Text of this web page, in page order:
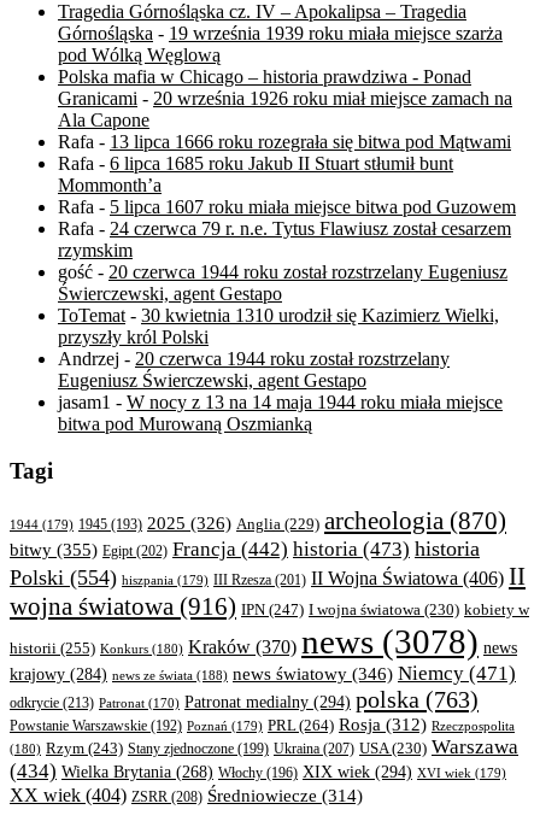
Tragedia Górnośląska cz. IV – Apokalipsa – Tragedia
Górnośląska - 19 września 1939 roku miała miejsce szarża
pod Wólką Węglową
Polska mafia w Chicago – historia prawdziwa - Ponad
Granicami - 20 września 1926 roku miał miejsce zamach na
Ala Capone
Rafa - 13 lipca 1666 roku rozegrała się bitwa pod Mątwami
Rafa - 6 lipca 1685 roku Jakub II Stuart stłumił bunt
Mommonth’a
Rafa - 5 lipca 1607 roku miała miejsce bitwa pod Guzowem
Rafa - 24 czerwca 79 r. n.e. Tytus Flawiusz został cesarzem
rzymskim
gość - 20 czerwca 1944 roku został rozstrzelany Eugeniusz
Świerczewski, agent Gestapo
ToTemat - 30 kwietnia 1310 urodził się Kazimierz Wielki,
przyszły król Polski
Andrzej - 20 czerwca 1944 roku został rozstrzelany
Eugeniusz Świerczewski, agent Gestapo
jasam1 - W nocy z 13 na 14 maja 1944 roku miała miejsce
bitwa pod Murowaną Oszmianką
Tagi
1944 (179) 1945 (193) 2025 (326) Anglia (229) archeologia (870)
bitwy (355) Egipt(202) Francja (442) historia (473) historia
Polski (554) hiszpania (179) III Rzesza (201) II Wojna Światowa (406) II
wojna światowa (916) IPN (247) I wojna światowa (230) kobiety w
historii (255) Konkurs (180) Kraków (370) news (3078) news
krajowy (284) news ze świata (188) news światowy (346) Niemcy (471)
odkrycie (213) Patronat (170) Patronat medialny (294) polska (763)
Powstanie Warszawskie (192) Poznań (179) PRL(264) Rosja (312) Rzeczpospolita
(180) Rzym (243) Stany zjednoczone (199) Ukraina (207) USA(230) Warszawa
(434) Wielka Brytania (268) Włochy (196) XIX wiek (294) XVI wiek (179)
XX wiek (404) ZSRR (208) Średniowiecze (314)